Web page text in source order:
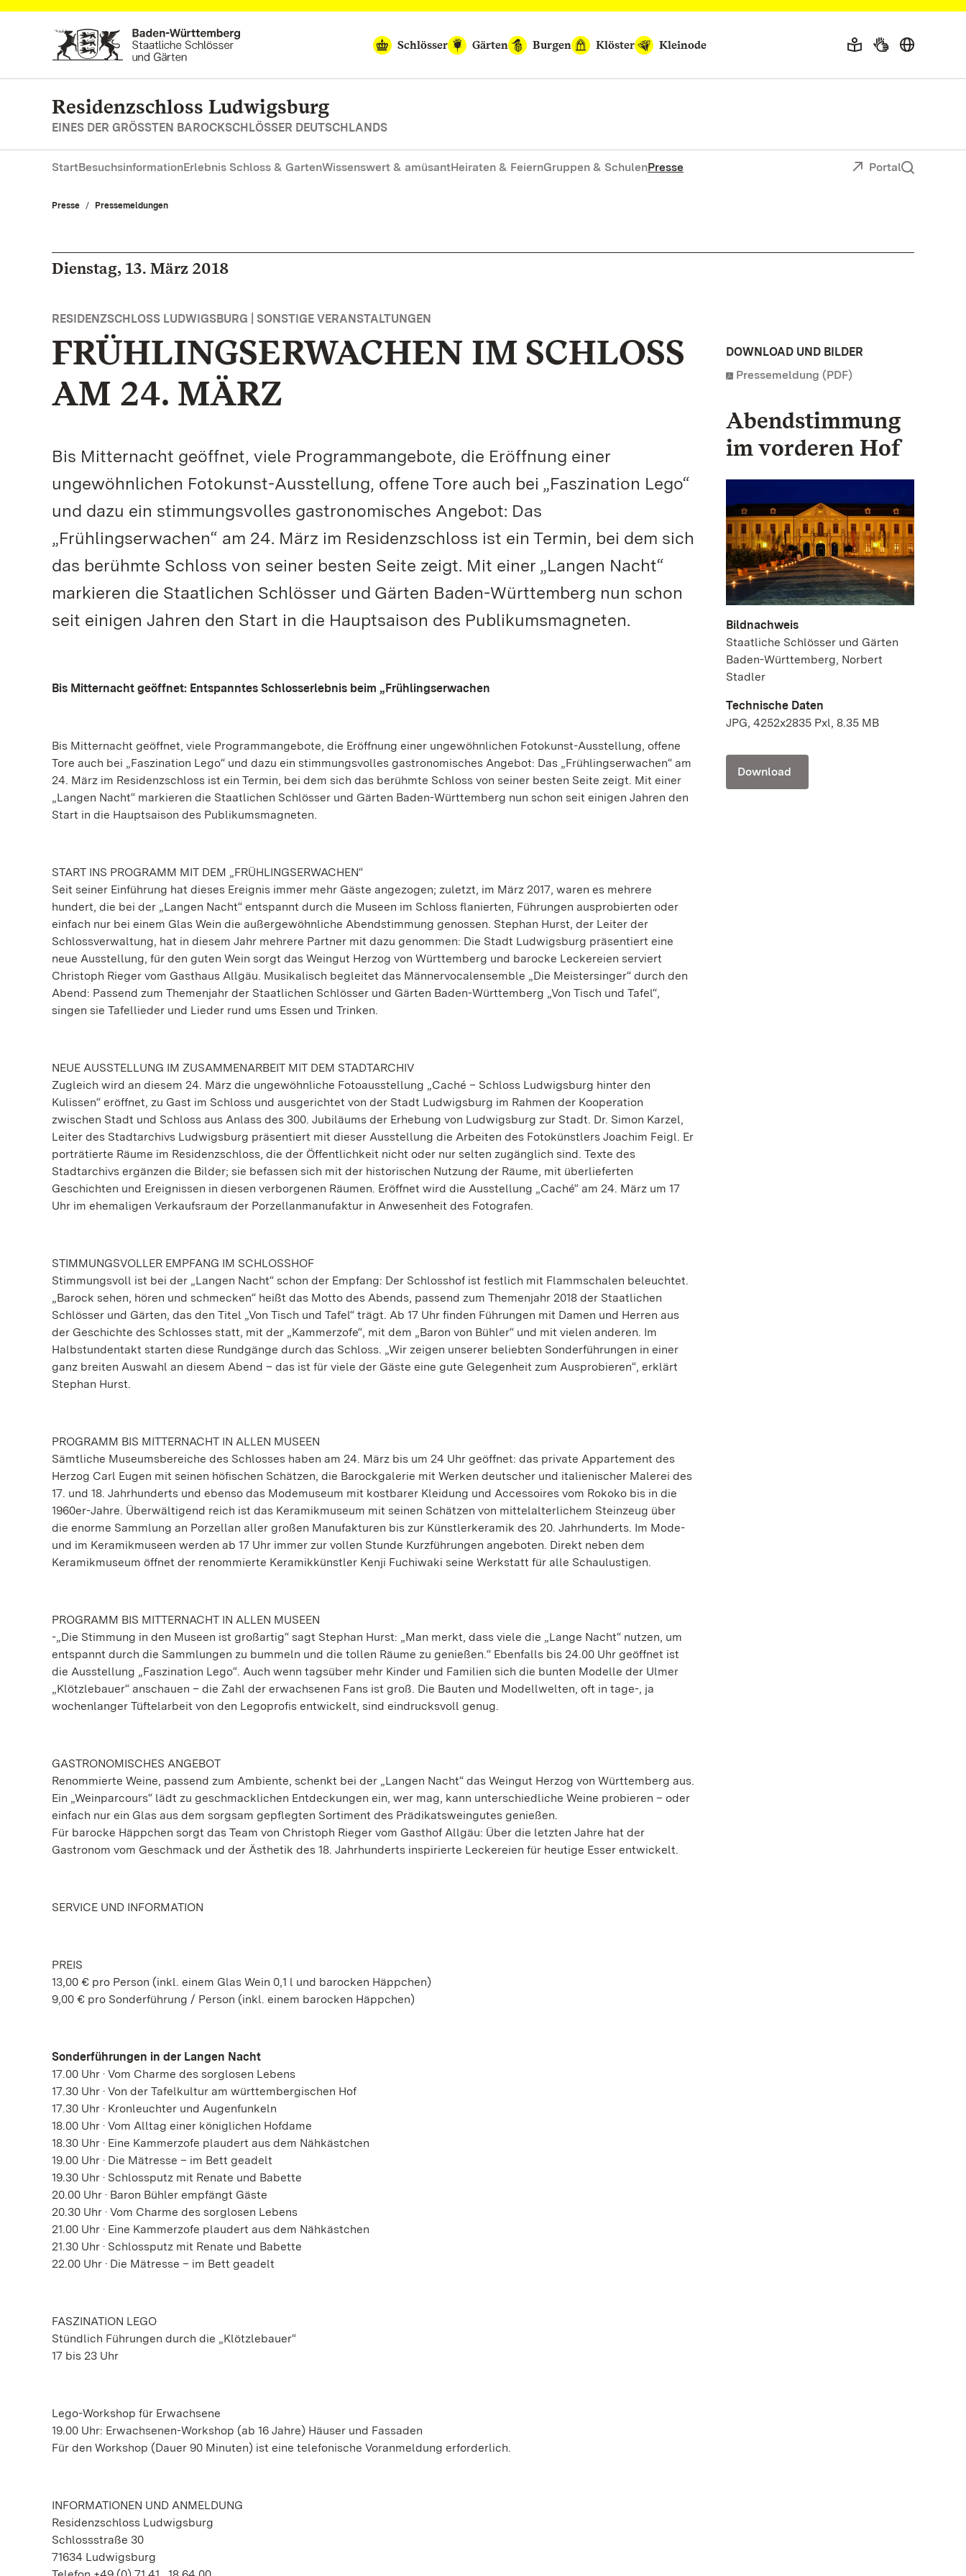
Zum Hauptinhalt springen
Schlösser
Gärten Burgen Klöster Kleinode
Residenzschloss Ludwigsburg
EINES DER GRÖSSTEN BAROCKSCHLÖSSER DEUTSCHLANDS
StartBesuchsinformationErlebnis Schloss & GartenWissenswert & amüsantHeiraten & FeiernGruppen & SchulenPresse Portal
Presse Pressemeldungen
Dienstag, 13. März 2018
RESIDENZSCHLOSS LUDWIGSBURG | SONSTIGE VERANSTALTUNGEN
FRÜHLINGSERWACHEN IM SCHLOSS
AM 24. MÄRZ
Bis Mitternacht geöffnet, viele Programmangebote, die Eröffnung einer
ungewöhnlichen Fotokunst-Ausstellung, offene Tore auch bei „Faszination Lego“
und dazu ein stimmungsvolles gastronomisches Angebot: Das
„Frühlingserwachen“ am 24. März im Residenzschloss ist ein Termin, bei dem sich
das berühmte Schloss von seiner besten Seite zeigt. Mit einer „Langen Nacht“
markieren die Staatlichen Schlösser und Gärten Baden-Württemberg nun schon
seit einigen Jahren den Start in die Hauptsaison des Publikumsmagneten.
Bis Mitternacht geöffnet: Entspanntes Schlosserlebnis beim „Frühlingserwachen
Bis Mitternacht geöffnet, viele Programmangebote, die Eröffnung einer ungewöhnlichen Fotokunst-Ausstellung, offene
Tore auch bei „Faszination Lego“ und dazu ein stimmungsvolles gastronomisches Angebot: Das „Frühlingserwachen“ am
24. März im Residenzschloss ist ein Termin, bei dem sich das berühmte Schloss von seiner besten Seite zeigt. Mit einer
„Langen Nacht“ markieren die Staatlichen Schlösser und Gärten Baden-Württemberg nun schon seit einigen Jahren den
Start in die Hauptsaison des Publikumsmagneten.
START INS PROGRAMM MIT DEM „FRÜHLINGSERWACHEN“
Seit seiner Einführung hat dieses Ereignis immer mehr Gäste angezogen; zuletzt, im März 2017, waren es mehrere
hundert, die bei der „Langen Nacht“ entspannt durch die Museen im Schloss flanierten, Führungen ausprobierten oder
einfach nur bei einem Glas Wein die außergewöhnliche Abendstimmung genossen. Stephan Hurst, der Leiter der
Schlossverwaltung, hat in diesem Jahr mehrere Partner mit dazu genommen: Die Stadt Ludwigsburg präsentiert eine
neue Ausstellung, für den guten Wein sorgt das Weingut Herzog von Württemberg und barocke Leckereien serviert
Christoph Rieger vom Gasthaus Allgäu. Musikalisch begleitet das Männervocalensemble „Die Meistersinger“ durch den
Abend: Passend zum Themenjahr der Staatlichen Schlösser und Gärten Baden-Württemberg „Von Tisch und Tafel“,
singen sie Tafellieder und Lieder rund ums Essen und Trinken.
NEUE AUSSTELLUNG IM ZUSAMMENARBEIT MIT DEM STADTARCHIV
Zugleich wird an diesem 24. März die ungewöhnliche Fotoausstellung „Caché – Schloss Ludwigsburg hinter den
Kulissen“ eröffnet, zu Gast im Schloss und ausgerichtet von der Stadt Ludwigsburg im Rahmen der Kooperation
zwischen Stadt und Schloss aus Anlass des 300. Jubiläums der Erhebung von Ludwigsburg zur Stadt. Dr. Simon Karzel,
Leiter des Stadtarchivs Ludwigsburg präsentiert mit dieser Ausstellung die Arbeiten des Fotokünstlers Joachim Feigl. Er
porträtierte Räume im Residenzschloss, die der Öffentlichkeit nicht oder nur selten zugänglich sind. Texte des
Stadtarchivs ergänzen die Bilder; sie befassen sich mit der historischen Nutzung der Räume, mit überlieferten
Geschichten und Ereignissen in diesen verborgenen Räumen. Eröffnet wird die Ausstellung „Caché“ am 24. März um 17
Uhr im ehemaligen Verkaufsraum der Porzellanmanufaktur in Anwesenheit des Fotografen.
STIMMUNGSVOLLER EMPFANG IM SCHLOSSHOF
Stimmungsvoll ist bei der „Langen Nacht“ schon der Empfang: Der Schlosshof ist festlich mit Flammschalen beleuchtet.
„Barock sehen, hören und schmecken“ heißt das Motto des Abends, passend zum Themenjahr 2018 der Staatlichen
Schlösser und Gärten, das den Titel „Von Tisch und Tafel“ trägt. Ab 17 Uhr finden Führungen mit Damen und Herren aus
der Geschichte des Schlosses statt, mit der „Kammerzofe“, mit dem „Baron von Bühler“ und mit vielen anderen. Im
Halbstundentakt starten diese Rundgänge durch das Schloss. „Wir zeigen unserer beliebten Sonderführungen in einer
ganz breiten Auswahl an diesem Abend – das ist für viele der Gäste eine gute Gelegenheit zum Ausprobieren“, erklärt
Stephan Hurst.
PROGRAMM BIS MITTERNACHT IN ALLEN MUSEEN
Sämtliche Museumsbereiche des Schlosses haben am 24. März bis um 24 Uhr geöffnet: das private Appartement des
Herzog Carl Eugen mit seinen höfischen Schätzen, die Barockgalerie mit Werken deutscher und italienischer Malerei des
17. und 18. Jahrhunderts und ebenso das Modemuseum mit kostbarer Kleidung und Accessoires vom Rokoko bis in die
1960er-Jahre. Überwältigend reich ist das Keramikmuseum mit seinen Schätzen von mittelalterlichem Steinzeug über
die enorme Sammlung an Porzellan aller großen Manufakturen bis zur Künstlerkeramik des 20. Jahrhunderts. Im Mode-
und im Keramikmuseen werden ab 17 Uhr immer zur vollen Stunde Kurzführungen angeboten. Direkt neben dem
Keramikmuseum öffnet der renommierte Keramikkünstler Kenji Fuchiwaki seine Werkstatt für alle Schaulustigen.
PROGRAMM BIS MITTERNACHT IN ALLEN MUSEEN
-„Die Stimmung in den Museen ist großartig“ sagt Stephan Hurst: „Man merkt, dass viele die „Lange Nacht“ nutzen, um
entspannt durch die Sammlungen zu bummeln und die tollen Räume zu genießen.“ Ebenfalls bis 24.00 Uhr geöffnet ist
die Ausstellung „Faszination Lego“. Auch wenn tagsüber mehr Kinder und Familien sich die bunten Modelle der Ulmer
„Klötzlebauer“ anschauen – die Zahl der erwachsenen Fans ist groß. Die Bauten und Modellwelten, oft in tage-, ja
wochenlanger Tüftelarbeit von den Legoprofis entwickelt, sind eindrucksvoll genug.
GASTRONOMISCHES ANGEBOT
Renommierte Weine, passend zum Ambiente, schenkt bei der „Langen Nacht“ das Weingut Herzog von Württemberg aus.
Ein „Weinparcours“ lädt zu geschmacklichen Entdeckungen ein, wer mag, kann unterschiedliche Weine probieren – oder
einfach nur ein Glas aus dem sorgsam gepflegten Sortiment des Prädikatsweingutes genießen.
Für barocke Häppchen sorgt das Team von Christoph Rieger vom Gasthof Allgäu: Über die letzten Jahre hat der
Gastronom vom Geschmack und der Ästhetik des 18. Jahrhunderts inspirierte Leckereien für heutige Esser entwickelt.
SERVICE UND INFORMATION
PREIS
13,00 € pro Person (inkl. einem Glas Wein 0,1 l und barocken Häppchen)
9,00 € pro Sonderführung / Person (inkl. einem barocken Häppchen)
Sonderführungen in der Langen Nacht
17.00 Uhr · Vom Charme des sorglosen Lebens
17.30 Uhr · Von der Tafelkultur am württembergischen Hof
17.30 Uhr · Kronleuchter und Augenfunkeln
18.00 Uhr · Vom Alltag einer königlichen Hofdame
18.30 Uhr · Eine Kammerzofe plaudert aus dem Nähkästchen
19.00 Uhr · Die Mätresse – im Bett geadelt
19.30 Uhr · Schlossputz mit Renate und Babette
20.00 Uhr · Baron Bühler empfängt Gäste
20.30 Uhr · Vom Charme des sorglosen Lebens
21.00 Uhr · Eine Kammerzofe plaudert aus dem Nähkästchen
21.30 Uhr · Schlossputz mit Renate und Babette
22.00 Uhr · Die Mätresse – im Bett geadelt
FASZINATION LEGO
Stündlich Führungen durch die „Klötzlebauer“
17 bis 23 Uhr
Lego-Workshop für Erwachsene
19.00 Uhr: Erwachsenen-Workshop (ab 16 Jahre) Häuser und Fassaden
Für den Workshop (Dauer 90 Minuten) ist eine telefonische Voranmeldung erforderlich.
INFORMATIONEN UND ANMELDUNG
Residenzschloss Ludwigsburg
Schlossstraße 30
71634 Ludwigsburg
DOWNLOAD UND BILDER
Pressemeldung (PDF)
Abendstimmung
im vorderen Hof
Bildnachweis
Staatliche Schlösser und Gärten
Baden-Württemberg, Norbert
Stadler
Technische Daten
JPG, 4252x2835 Pxl, 8.35 MB
Download